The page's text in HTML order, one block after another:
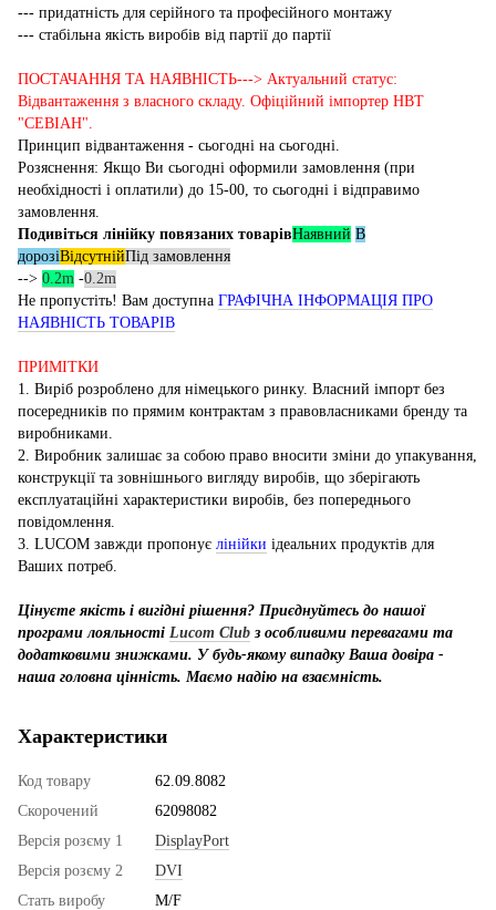
--- придатність для серійного та професійного монтажу
--- стабільна якість виробів від партії до партії
ПОСТАЧАННЯ ТА НАЯВНІСТЬ---> Актуальний статус:
Відвантаження з власного складу. Офіційний імпортер НВТ
"СЕВІАН".
Принцип відвантаження - сьогодні на сьогодні.
Розяснення: Якщо Ви сьогодні оформили замовлення (при
необхідності і оплатили) до 15-00, то сьогодні і відправимо
замовлення.
Подивіться лінійку повязаних товарівНаявний В
дорозіВідсутнійПід замовлення
--> 0.2m -0.2m
Не пропустіть! Вам доступна ГРАФІЧНА ІНФОРМАЦІЯ ПРО
НАЯВНІСТЬ ТОВАРІВ
ПРИМІТКИ
1. Виріб розроблено для німецького ринку. Власний імпорт без
посередників по прямим контрактам з правовласниками бренду та
виробниками.
2. Виробник залишає за собою право вносити зміни до упакування,
конструкції та зовнішнього вигляду виробів, що зберігають
експлуатаційні характеристики виробів, без попереднього
повідомлення.
3. LUCOM завжди пропонує лінійки ідеальних продуктів для
Ваших потреб.
Цінуєте якість і вигідні рішення? Приєднуйтесь до нашої
програми лояльності Lucom Club з особливими перевагами та
додатковими знижками. У будь-якому випадку Ваша довіра -
наша головна цінність. Маємо надію на взаємність.
Характеристики
Код товару
62.09.8082
Скорочений
62098082
Версія розєму 1
DisplayPort
Версія розєму 2
DVI
Стать виробу
M/F